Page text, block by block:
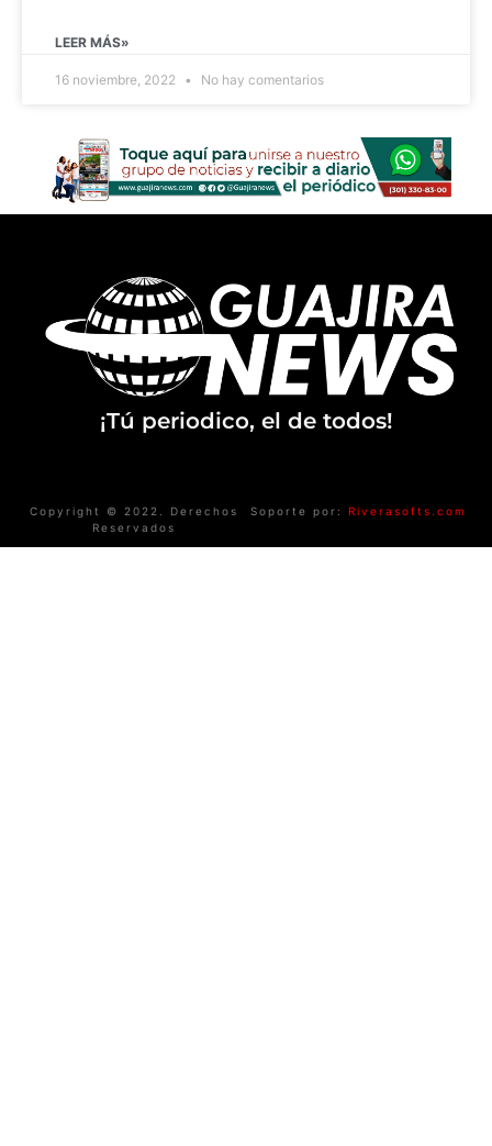
LEER MÁS»
16 noviembre, 2022 No hay comentarios
¡Tú periodico, el de todos!
Copyright © 2022. Derechos
Reservados
Soporte por: Riverasofts.com